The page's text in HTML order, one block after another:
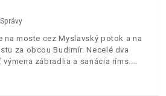
Správy
na moste cez Myslavský potok a na
za obcou Budimír. Necelé dva
zábradlia a sanácia ríms.